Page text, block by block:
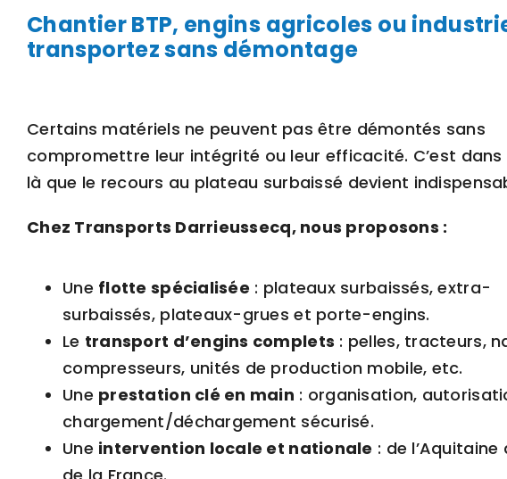
Chantier BTP, engins agricoles ou
transportez sans démontage
Certains matériels ne peuvent pas être démontés sans
compromettre leur intégrité ou leur efficacité. C’est
là que le recours au plateau surbaissé devient
Chez Transports Darrieussecq, nous proposons :
Une flotte spécialisée : plateaux surbaissés, extra-
surbaissés, plateaux-grues et porte-engins.
Le transport d’engins complets : pelles, tracteurs,
compresseurs, unités de production mobile, etc.
Une prestation clé en main : organisation,
chargement/déchargement sécurisé.
Une intervention locale et nationale : de l’Aquitaine